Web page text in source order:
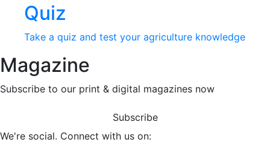
Quiz
Take a quiz and test your agriculture knowledge
Magazine
Subscribe to our print & digital magazines now
Subscribe
We're social. Connect with us on: